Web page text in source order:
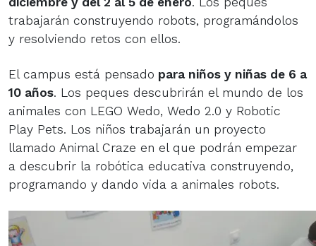
trabajarán construyendo robots, programándolos
y resolviendo retos con ellos.
El campus está pensado para niños y niñas de 6 a
10 años. Los peques descubrirán el mundo de los
animales con LEGO Wedo, Wedo 2.0 y Robotic
Play Pets. Los niños trabajarán un proyecto
llamado Animal Craze en el que podrán empezar
a descubrir la robótica educativa construyendo,
programando y dando vida a animales robots.